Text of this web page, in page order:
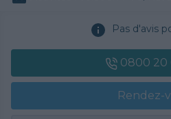
Pas d'avis
0800 20
Rendez-